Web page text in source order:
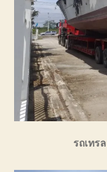
รถเทร